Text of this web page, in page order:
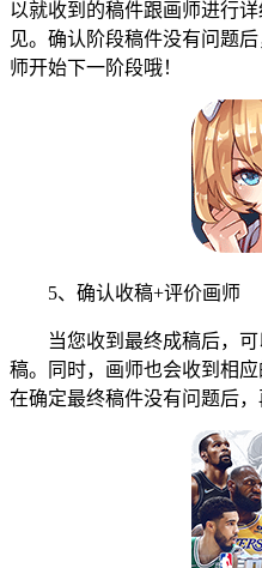
以就收到的稿件跟画师进行
见。确认阶段稿件没有问题
师开始下一阶段哦！
5、确认收稿+评价画师
当您收到最终成稿后，可
稿。同时，画师也会收到相
在确定最终稿件没有问题后，